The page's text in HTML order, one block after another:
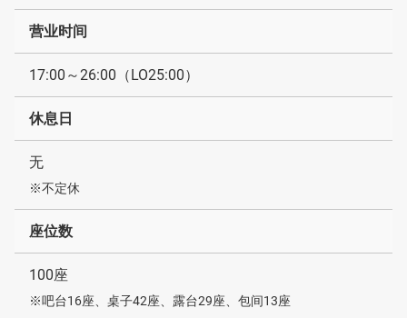
营业时间
17:00～26:00（LO25:00）
休息日
无
※不定休
座位数
100座
※吧台16座、桌子42座、露台29座、包间13座